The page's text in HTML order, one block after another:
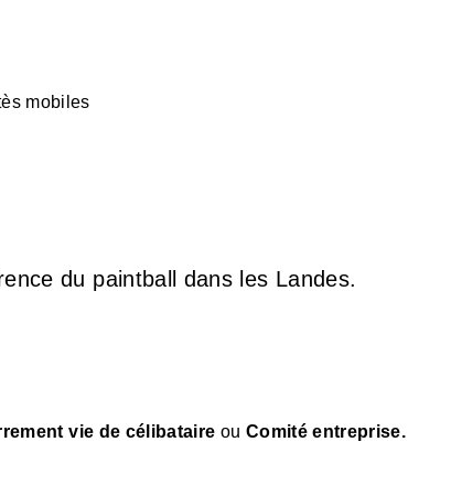
mobiles
du paintball dans les Landes.
vie de célibataire ou Comité entreprise.